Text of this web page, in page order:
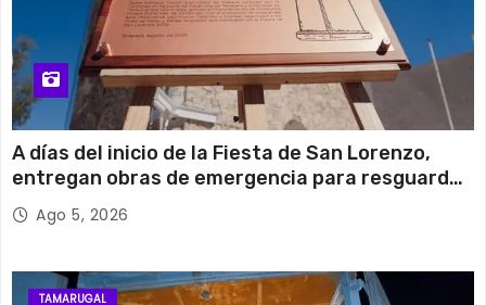
A días del inicio de la Fiesta de San Lorenzo,
entregan obras de emergencia para resguardar
su histórico campanario
Ago 5, 2026
TAMARUGAL